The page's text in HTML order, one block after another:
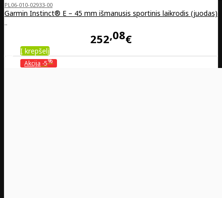
PL06-010-02933-00
Garmin Instinct® E – 45 mm išmanusis sportinis laikrodis (juodas)
..
252 08€
Į krepšelį
Akcija -5%